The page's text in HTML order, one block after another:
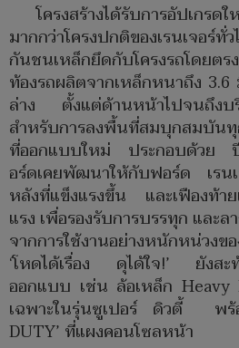
โครงสร้างได้รับการอัปเก
มากกว่าโครงปกติของเรนเจ
กันชนเหล็กยึดกับโครงรถโดย
ท้องรถผลิตจากเหล็กหนาถึง
ล่าง ตั้งแต่ด้านหน้าไปจนถึง
สำหรับการลงพื้นที่สมบุกสมบัน
ที่ออกแบบใหม่ ประกอบด้วย
อร์ดเคยพัฒนาให้กับฟอร์ด เรน
หลังที่แข็งแรงขึ้น และเฟืองท้า
แรง เพื่อรองรับการบรรทุก และ
จากการใช้งานอย่างหนักหน่วงข
‘โหดได้เรื่อง ดุได้ใจ!’ ยังสะ
ออกแบบ เช่น ล้อเหล็ก
เฉพาะในรุ่นซูเปอร์ ดิวตี้ พร้
DUTY’ ที่แผงคอนโซลหน้า